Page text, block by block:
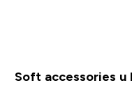
Soft accessories u